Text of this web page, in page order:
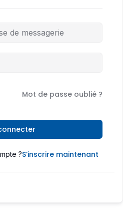
Mot de passe oublié ?
?S’inscrire maintenant